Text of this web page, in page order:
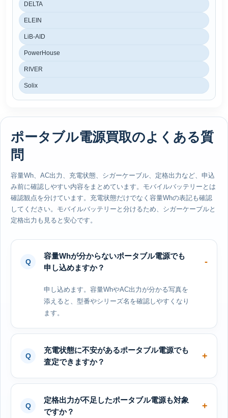
DELTA
ELEIN
LiB-AID
PowerHouse
RIVER
Solix
ポータブル電源買取のよくある質
問
容量Wh、AC出力、充電状態、シガーケーブル、定格出力など、申込
み前に確認しやすい内容をまとめています。モバイルバッテリーとは
確認観点を分けています。充電状態だけでなく容量Whの表記も確認
してください。モバイルバッテリーと分けるため、シガーケーブルと
定格出力も見ると安心です。
容量Whが分からないポータブル電源でも
申し込めますか？
申し込めます。容量WhやAC出力が分かる写真を
添えると、型番やシリーズ名を確認しやすくなり
ます。
充電状態に不安があるポータブル電源でも
査定できますか？
定格出力が不足したポータブル電源も対象
ですか？